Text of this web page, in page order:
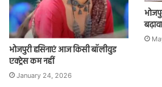
भोजपुरी हसिनाएं आज किसी बॉलीवुड
एक्ट्रेस कम नहीं
January 24, 2026